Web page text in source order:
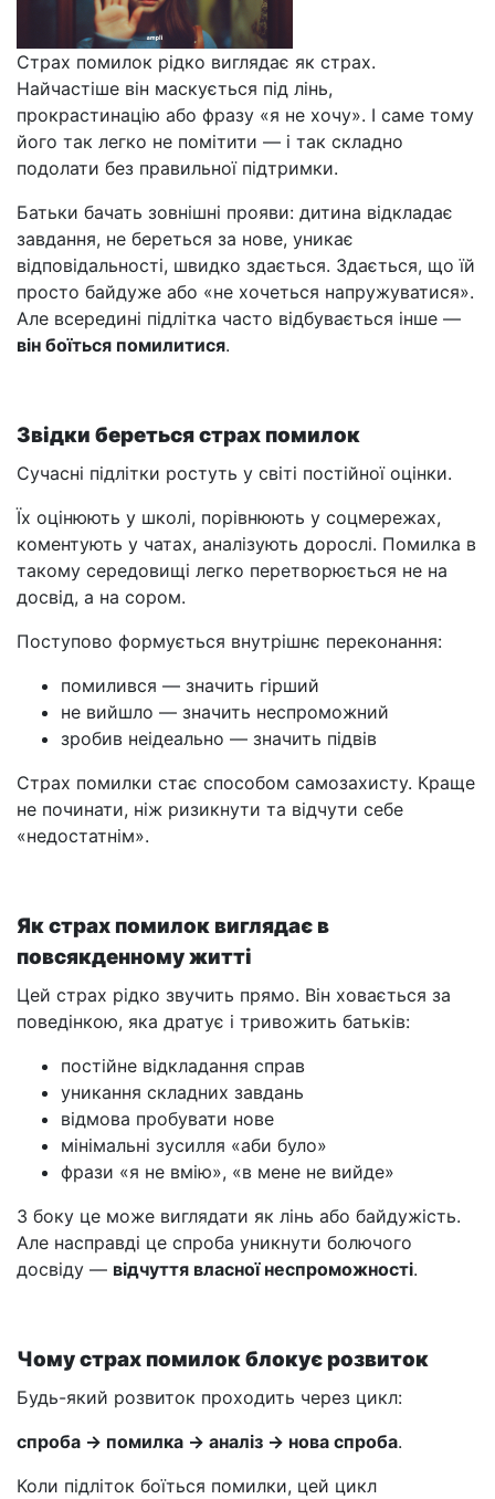
Страх помилок рідко виглядає як страх.
Найчастіше він маскується під лінь,
прокрастинацію або фразу «я не хочу». І саме тому
його так легко не помітити — і так складно
подолати без правильної підтримки.
Батьки бачать зовнішні прояви: дитина відкладає
завдання, не береться за нове, уникає
відповідальності, швидко здається. Здається, що їй
просто байдуже або «не хочеться напружуватися».
Але всередині підлітка часто відбувається інше —
він боїться помилитися.
Звідки береться страх помилок
Сучасні підлітки ростуть у світі постійної оцінки.
Їх оцінюють у школі, порівнюють у соцмережах,
коментують у чатах, аналізують дорослі. Помилка в
такому середовищі легко перетворюється не на
досвід, а на сором.
Поступово формується внутрішнє переконання:
помилився — значить гірший
не вийшло — значить неспроможний
зробив неідеально — значить підвів
Страх помилки стає способом самозахисту. Краще
не починати, ніж ризикнути та відчути себе
«недостатнім».
Як страх помилок виглядає в
повсякденному житті
Цей страх рідко звучить прямо. Він ховається за
поведінкою, яка дратує і тривожить батьків:
постійне відкладання справ
уникання складних завдань
відмова пробувати нове
мінімальні зусилля «аби було»
фрази «я не вмію», «в мене не вийде»
З боку це може виглядати як лінь або байдужість.
Але насправді це спроба уникнути болючого
досвіду — відчуття власної неспроможності.
Чому страх помилок блокує розвиток
Будь-який розвиток проходить через цикл:
спроба → помилка → аналіз → нова спроба.
Коли підліток боїться помилки, цей цикл